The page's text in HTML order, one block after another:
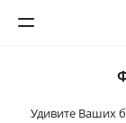
Удивите Ваших